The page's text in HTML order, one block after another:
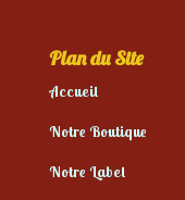
Plan du Site
Accueil
Notre Boutique
Notre Label